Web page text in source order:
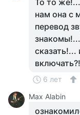
То то
нам она с
перевод
6 лет
Max Alabin